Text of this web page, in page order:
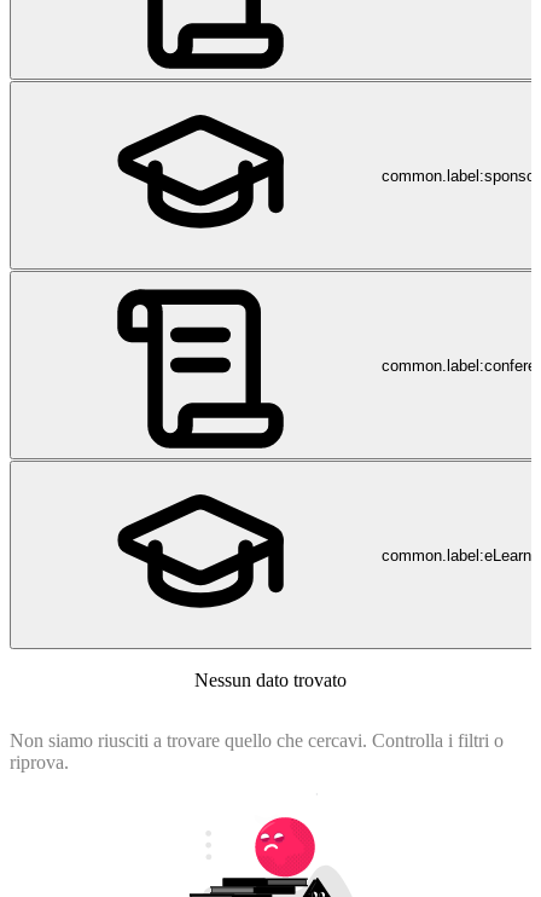
Clienia Privatklinik Littenheid o Kantone Thurgau, Schwyz, Zug,
Uri und Appenzell Ausserrhoden und Innerrhoden für alle
Angebote o Kanton Luzern für stationäre Psychotherapie o Kanton
Glarus, Graubünden, Schaffhausen sowie Fürstentum Liechtenstein
für Kinder- und Jugendpsychiatrie Mit dem Clienia Bergheim in
Uetikon am See bietet die Clienia zudem ein Heim für
psychiatrische Langzeitpflege. Neben der kompetenten somatischen
Pflege ist das Bergheim spezialisiert auf die psychiatrischen
Erkrankungen älterer Menschen mit verschiedenen Formen von
oder auch Persönlichkeitsstörungen. Ebenfalls unter dem Dach der
Clienia-Gruppe bieten die Clienia Gruppenpraxen an den
Standorten Dietikon, Frauenfeld, Männedorf, Uster, St. Gallen,
Winterthur, Zürich-Oerlikon und Zürich-Seefeld ambulante
Dienstleistungen an. Die Praxen offerieren schnell Ersttermine und
richten sich mit einem breiten diagnostischen und therapeutischen
Angebot an alle Menschen mit psychiatrisch-psychotherapeutischen
Beschwerden, unabhängig von der Diagnose.
Nessun dato trovato
Non siamo riusciti a trovare quello che cercavi. Controlla i filtri o
riprova.